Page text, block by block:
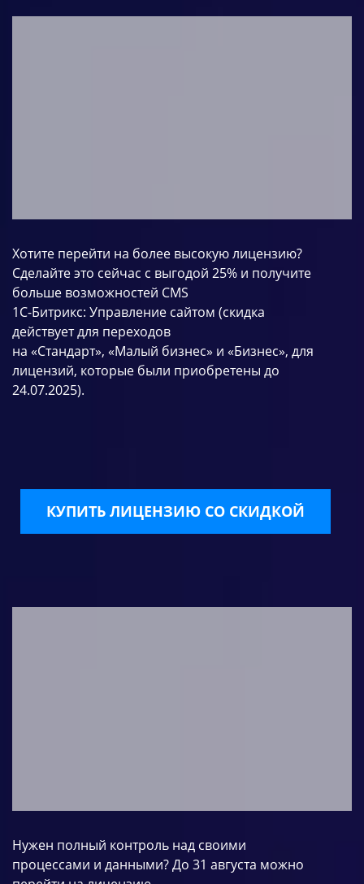
Хотите перейти на более высокую лицензию?
Сделайте это сейчас с выгодой 25% и получите
больше возможностей CMS
1С-Битрикс: Управление сайтом (скидка
действует для переходов
на «Стандарт», «Малый бизнес» и «Бизнес», для
лицензий, которые были приобретены до
24.07.2025).
КУПИТЬ ЛИЦЕНЗИЮ СО СКИДКОЙ
Нужен полный контроль над своими
процессами и данными? До 31 августа можно